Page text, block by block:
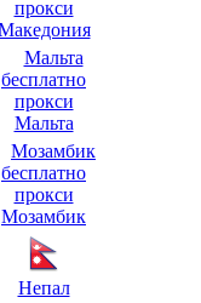
Мальта
Мозамбик
Непал